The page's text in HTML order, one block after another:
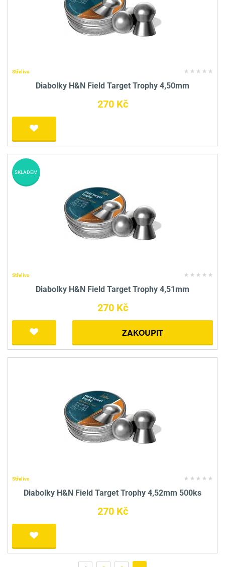
Střelivo
Diabolky H&N Field Target Trophy 4,50mm
270 Kč
Střelivo
Diabolky H&N Field Target Trophy 4,51mm
270 Kč
ZAKOUPIT
SKLADEM
Střelivo
Diabolky H&N Field Target Trophy 4,52mm 500ks
270 Kč